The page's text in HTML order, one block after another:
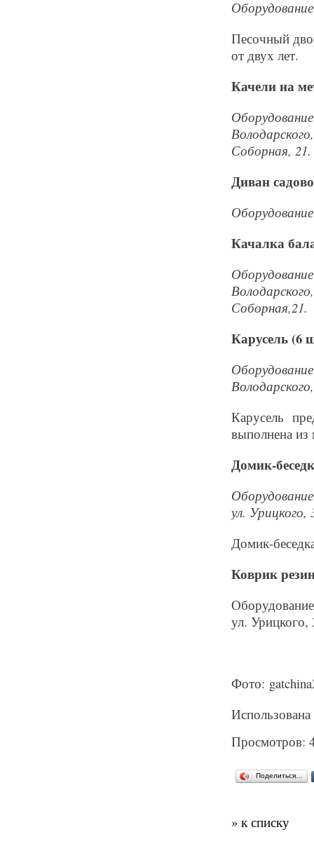
Песочный
от двух лет.
Качели на
Соборная, 21.
Диван
Качалка
Соборная,21.
Карусель (6
Карусель
выполнена из
Домик-
ул. Урицкого,
Домик-
Коврик
ул.
Фото:
Просмотров:
Поделиться…
» к списку